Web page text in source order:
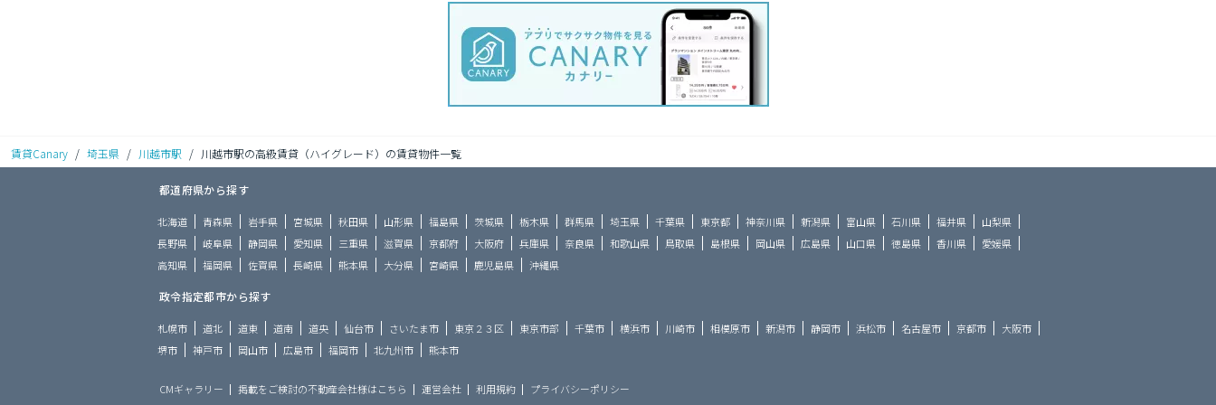
賃貸Canary / 埼玉県 / 川越市駅 / 川越市駅の高級賃貸（ハイグレード）の賃貸物件一覧
都道府県から探す
北海道 青森県 岩手県 宮城県 秋田県 山形県 福島県 茨城県 栃木県 群馬県 埼玉県 千葉県 東京都 神奈川県 新潟県 富山県 石川県 福井県
山梨県
長野県
岐阜県 静岡県 愛知県 三重県 滋賀県 京都府 大阪府 兵庫県 奈良県 和歌山県 鳥取県 島根県 岡山県 広島県 山口県 徳島県 香川県
愛媛県
高知県
福岡県 佐賀県 長崎県 熊本県 大分県 宮崎県 鹿児島県 沖縄県
政令指定都市から探す
札幌市 道北 道東 道南 道央 仙台市 さいたま市 東京２３区 東京市部 千葉市 横浜市 川崎市 相模原市 新潟市 静岡市 浜松市 名古屋市 京都市
大阪市
堺市
神戸市 岡山市 広島市 福岡市 北九州市 熊本市
CMギャラリー 掲載をご検討の不動産会社様はこちら 運営会社 利用規約 プライバシーポリシー